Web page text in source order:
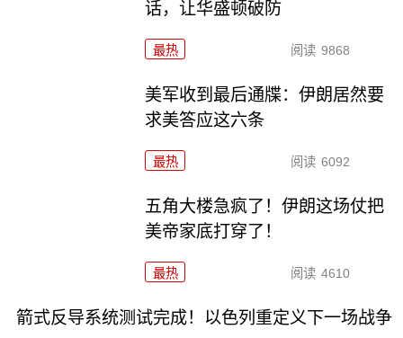
话，让华盛顿破防
最热 阅读 9868
美军收到最后通牒：伊朗居然要
求美答应这六条
最热 阅读 6092
五角大楼急疯了！伊朗这场仗把
美帝家底打穿了！
最热 阅读 4610
箭式反导系统测试完成！以色列重定义下一场战争